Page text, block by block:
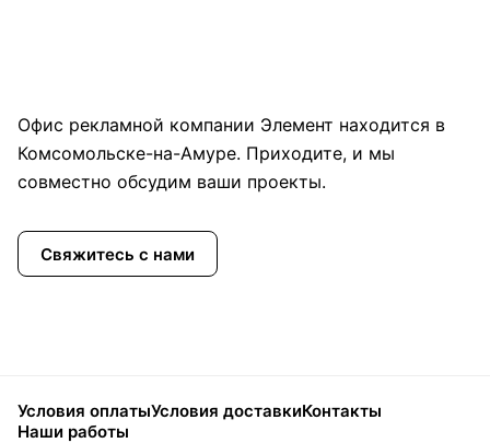
Офис рекламной компании Элемент находится в
Комсомольске-на-Амуре. Приходите, и мы
совместно обсудим ваши проекты.
Свяжитесь с нами
Условия оплатыУсловия доставкиКонтакты
Наши работы